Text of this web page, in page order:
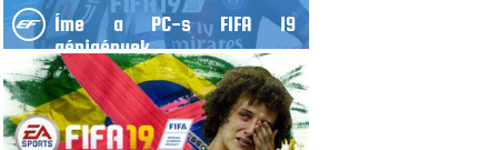
Íme a PC-s FIFA 19
gépigények